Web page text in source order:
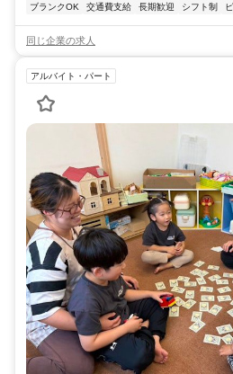
ブランクOK
交通費支給 長期歓迎 シフト制
同じ企業の求人
アルバイト・パート